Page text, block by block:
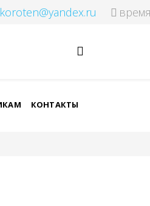
КОНТАКТЫ